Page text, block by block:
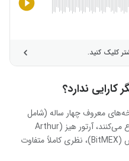
کلیک کنید.
معروف چهار ساله (شامل
و جهش قیمتی پس از آن) دفاع می‌کنند، آرتور هیز (Arthur
Hayes)، هم‌بنیان‌گذار صرافی بیت‌مکس (BitMEX)، نظری کاملاً متفاوت